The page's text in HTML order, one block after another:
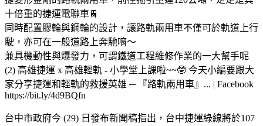
十倍重的捷運電聯車🚆
同時配置膠輪與鋼輪的設計，讓路軌兩用車不僅可於軌道上行
駛，亦可在一般道路上奔馳唷～
兼具機動性與爆發力，可謂鐵道工程維修作業的一大幫手呢
(2) 高雄捷運 x 高雄輕軌 - 小學堂上課啦~~🤓 今天小編要跟大
家分享捷運和輕軌的救援英雄 ─ 『路軌兩用車』... | Facebook
https://bit.ly/4d9BQfn
台中市政府今 (29) 日發布新聞稿指出，台中捷運綠線將於107